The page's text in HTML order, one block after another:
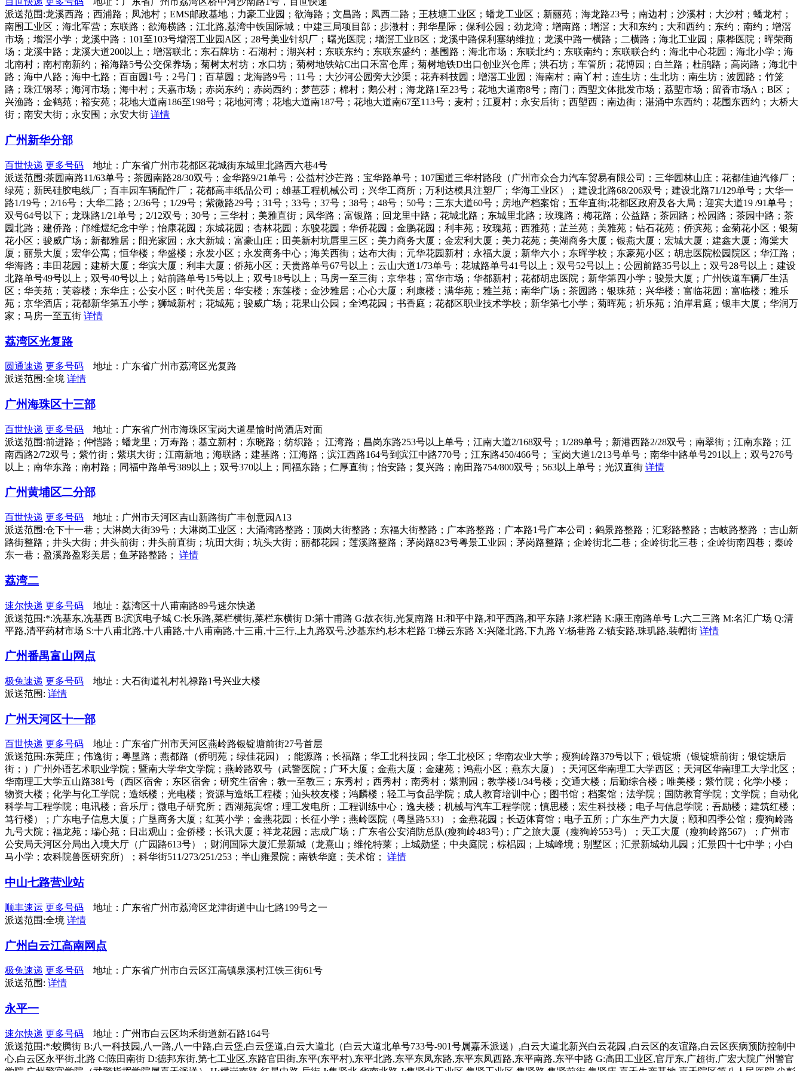
派送范围:龙溪西路；西浦路；凤池村；EMS邮政基地；力豪工业园；欲海路；文昌路；凤西二路；王枝塘工业区；蟠龙工业区；新丽苑；海龙路23号；南边村；沙溪村；大沙村；蟠龙村；
南围工业区；海北军营；东联路；欲海横路；江北路,荔湾中铁国际城；中建三局项目部；步漖村；邦华星际；保利公园；劲龙湾；增南路；增滘；大和东约；大和西约；东约；南约；增滘
市场；增滘小学；龙溪中路：101至103号增滘工业园A区；28号美业针织厂；曙光医院；增滘工业B区；龙溪中路保利塞纳维拉；龙溪中路一横路；二横路；海北工业园；康桦医院；晖荣商
场；龙溪中路；龙溪大道200以上；增滘联北；东石牌坊：石湖村；湖兴村；东联东约；东联东盛约；基围路；海北市场；东联北约；东联南约；东联联合约；海北中心花园；海北小学；海
北南村；南村南新约；裕海路5号公交保养场；菊树太村坊；水口坊；菊树地铁站C出口禾富仓库；菊树地铁D出口创业兴仓库；洪石坊；车管所；花博园；白兰路；杜鹃路；高岗路；海北中
路；海中八路；海中七路；百亩园1号；2号门；百草园；龙海路9号；11号；大沙河公园旁大沙渠；花卉科技园；增滘工业园；海南村；南丫村；连生坊；生北坊；南生坊；波园路；竹笼
路；珠江钢琴；海河市场；海中村；天嘉市场；赤岗东约；赤岗西约；梦芭莎；棉村；鹅公村；海龙路1至23号；花地大道南8号；南门；西塱文体批发市场；荔塱市场；留香市场A；B区；
兴渔路；金鹤苑；裕安苑；花地大道南186至198号；花地河湾；花地大道南187号；花地大道南67至113号；麦村；江夏村；永安后街；西塱西；南边街；湛涌中东西约；花围东西约；大桥大
街；南安大街；永安围；永安大街 详情
广州新华分部
百世快递 更多号码 地址：广东省广州市花都区花城街东城里北路西六巷4号
派送范围:茶园南路11/63单号；茶园南路28/30双号；金华路9/21单号；公益村沙芒路；宝华路单号；107国道三华村路段（广州市众合力汽车贸易有限公司；三华园林山庄；花都佳迪汽修厂；
绿苑；新民硅胶电线厂；百丰园车辆配件厂；花都高丰纸品公司；雄基工程机械公司；兴华工商所；万利达模具注塑厂；华海工业区）；建设北路68/206双号；建设北路71/129单号；大华一
路1/19号；2/16号；大华二路；2/36号；1/29号；紫微路29号；31号；33号；37号；38号；48号；50号；三东大道60号；房地产档案馆；五华直街;花都区政府及各大局；迎宾大道19 /91单号；
双号64号以下；龙珠路1/21单号；2/12双号；30号；三华村；美雅直街；凤华路；富银路；回龙里中路；花城北路；东城里北路；玫瑰路；梅花路；公益路；茶园路；松园路；茶园中路；茶
园北路；建侨路；邝维煜纪念中学；怡康花园；东城花园；杏林花园；东骏花园；华侨花园；金鹏花园；利丰苑；玫瑰苑；西雅苑；芷兰苑；美雅苑；钻石花苑；侨滨苑；金菊花小区；银菊
花小区；骏威广场；新都雅居；阳光家园；永大新城；富豪山庄；田美新村坑唇里三区；美力商务大厦；金宏利大厦；美力花苑；美湖商务大厦；银燕大厦；宏城大厦；建鑫大厦；海棠大
厦；丽景大厦；宏华公寓；恒华楼；华盛楼；永发小区；永发商务中心；海关西街；达布大街；元华花园新村；永福大厦；新华六小；东晖学校；东豪苑小区；胡忠医院松园院区；华江路；
华海路；丰田花园；建桥大厦；华滨大厦；利丰大厦；侨苑小区；天贵路单号67号以上；云山大道1/73单号；花城路单号41号以上；双号52号以上；公园前路35号以上；双号28号以上；建设
北路单号49号以上；双号40号以上；站前路单号15号以上；双号18号以上；马房一至三街；京华巷；富华市场；华都新村；花都胡忠医院；新华第四小学；骏景大厦；广州铁道车辆厂生活
区；华美苑；芙蓉楼；东华庄；公安小区；时代美居；华安楼；东莲楼；金沙雅居；心心大厦；利康楼；满华苑；雅兰苑；南华广场；茶园路；银珠苑；兴华楼；富临花园；富临楼；雅乐
苑；京华酒店；花都新华第五小学；狮城新村；花城苑；骏威广场；花果山公园；全鸿花园；书香庭；花都区职业技术学校；新华第七小学；菊晖苑；祈乐苑；泊岸君庭；银丰大厦；华润万
家；马房一至五街 详情
荔湾区光复路
圆通速递 更多号码 地址：广东省广州市荔湾区光复路
派送范围:全境 详情
广州海珠区十三部
百世快递 更多号码 地址：广东省广州市海珠区宝岗大道星愉时尚酒店对面
派送范围:前进路；仲恺路；蟠龙里；万寿路；基立新村；东晓路；纺织路； 江湾路；昌岗东路253号以上单号；江南大道2/168双号；1/289单号；新港西路2/28双号；南翠街；江南东路；江
南西路2/72双号；紫竹街；紫琪大街；江南新地；海联路；建基路；江海路；滨江西路164号到滨江中路770号；江东路450/466号； 宝岗大道1/213号单号；南华中路单号291以上；双号276号
以上；南华东路；南村路；同福中路单号389以上；双号370以上；同福东路；仁厚直街；怡安路；复兴路；南田路754/800双号；563以上单号；光汉直街 详情
广州黄埔区二分部
百世快递 更多号码 地址：广州市天河区吉山新路街广丰创意园A13
派送范围:仓下十一巷；大淋岗大街39号；大淋岗工业区；大涌湾路整路；顶岗大街整路；东福大街整路；广本路整路；广本路1号广本公司；鹤景路整路；汇彩路整路；吉岐路整路 ；吉山新
路街整路；井头大街；井头前街；井头前直街；坑田大街；坑头大街；丽都花园；莲溪路整路；茅岗路823号粤景工业园；茅岗路整路；企岭街北二巷；企岭街北三巷；企岭街南四巷；秦岭
东一巷；盈溪路盈彩美居；鱼茅路整路； 详情
荔湾二
速尔快递 更多号码 地址：荔湾区十八甫南路89号速尔快递
派送范围:*:冼基东,冼基西 B:滨滨电子城 C:长乐路,菜栏横街,菜栏东横街 D:第十甫路 G:故衣街,光复南路 H:和平中路,和平西路,和平东路 J:浆栏路 K:康王南路单号 L:六二三路 M:名汇广场 Q:清
平路,清平药材市场 S:十八甫北路,十八甫路,十八甫南路,十三甫,十三行,上九路双号,沙基东约,杉木栏路 T:梯云东路 X:兴隆北路,下九路 Y:杨巷路 Z:镇安路,珠玑路,装帽街 详情
广州番禺富山网点
极兔速递 更多号码 地址：大石街道礼村礼禄路1号兴业大楼
派送范围: 详情
广州天河区十一部
百世快递 更多号码 地址：广东省广州市天河区燕岭路银锭塘前街27号首层
派送范围:东莞庄；伟逸街；粤垦路；燕都路（侨明苑；绿佳花园）；能源路；长福路；华工北科技园；华工北校区；华南农业大学；瘦狗岭路379号以下；银锭塘（银锭塘前街；银锭塘后
街；）广州外语艺术职业学院；暨南大学华文学院；燕岭路双号（武警医院；广环大厦；金燕大厦；金建苑；鸿燕小区；燕东大厦）；天河区华南理工大学西区；天河区华南理工大学北区；
华南理工大学五山路381号（西区宿舍；东区宿舍；研究生宿舍；教一至教三；东秀村；西秀村；南秀村；紫荆园；教学楼1/34号楼；交通大楼；后勤综合楼；唯美楼；紫竹院；化学小楼；
物资大楼；化学与化工学院；造纸楼；光电楼；资源与造纸工程楼；汕头校友楼；鸿麟楼；轻工与食品学院；成人教育培训中心；图书馆；档案馆；法学院；国防教育学院；文学院；自动化
科学与工程学院；电讯楼；音乐厅；微电子研究所；西湖苑宾馆；理工发电所；工程训练中心；逸夫楼；机械与汽车工程学院；慎思楼；宏生科技楼；电子与信息学院；吾励楼；建筑红楼；
笃行楼）；广东电子信息大厦；广垦商务大厦；红英小学；金燕花园；长征小学；燕岭医院（粤垦路533）；金燕花园；长迈体育馆；电子五所；广东生产力大厦；颐和四季公馆；瘦狗岭路
九号大院；福龙苑；瑞心苑；日出观山；金侨楼；长讯大厦；祥龙花园；志成广场；广东省公安消防总队(瘦狗岭483号)；广之旅大厦（瘦狗岭553号）；天工大厦（瘦狗岭路567）；广州市
公安局天河区分局出入境大厅（广园路613号）；财润国际大厦汇景新城（龙熹山；维伦特莱；上城勋堡；中央庭院；棕梠园；上城峰境；别墅区；汇景新城幼儿园；汇景四十七中学；小白
马小学；农科院兽医研究所）；科华街511/273/251/253；半山雍景院；南铁华庭；美术馆； 详情
中山七路营业站
顺丰速运 更多号码 地址：广东省广州市荔湾区龙津街道中山七路199号之一
派送范围:全境 详情
广州白云江高南网点
极兔速递 更多号码 地址：广东省广州市白云区江高镇泉溪村江铁三街61号
派送范围: 详情
永平一
速尔快递 更多号码 地址：广州市白云区均禾街道新石路164号
派送范围:*:蛟腾街 B:八一科技园,八一路,八一中路,白云堡,白云堡道,白云大道北（白云大道北单号733号-901号属嘉禾派送）,白云大道北新兴白云花园 ,白云区的友谊路,白云区疾病预防控制中
心,白云区永平街,北路 C:陈田南街 D:德邦东街,第七工业区,东路官田街,东平(东平村),东平北路,东平东凤东路,东平东凤西路,东平南路,东平中路 G:高田工业区,官厅东,广超街,广宏大院广州警官